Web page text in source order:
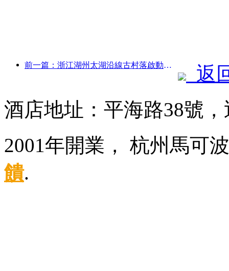
前一篇：浙江湖州太湖沿線古村落啟動改造提升，投資近10億元
返
酒店地址：平海路38號
2001年開業， 杭州馬
饋.